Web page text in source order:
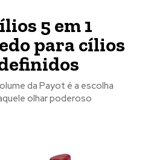
5 em 1
para cílios
da Payot é a escolha
olhar poderoso